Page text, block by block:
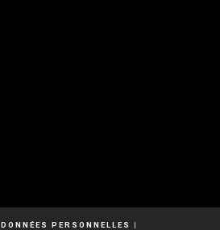
DONNÉES PERSONNELLES
|